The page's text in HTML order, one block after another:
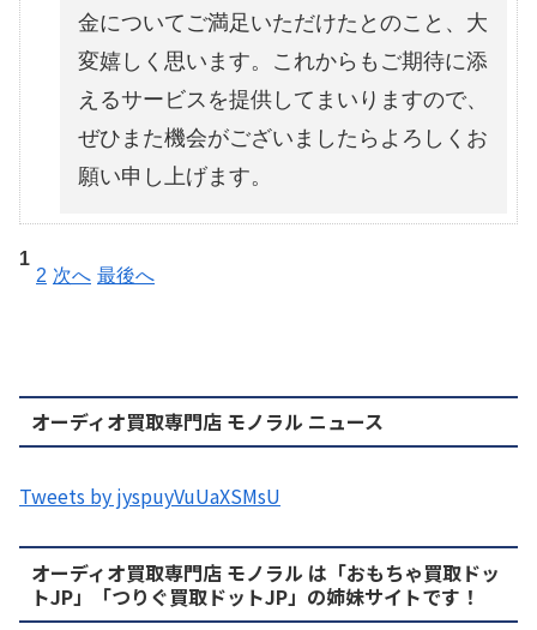
金についてご満足いただけたとのこと、大
変嬉しく思います。これからもご期待に添
えるサービスを提供してまいりますので、
ぜひまた機会がございましたらよろしくお
願い申し上げます。
1
2 次へ 最後へ
オーディオ買取専門店 モノラル ニュース
Tweets by jyspuyVuUaXSMsU
オーディオ買取専門店 モノラル は「おもちゃ買取ドッ
トJP」「つりぐ買取ドットJP」の姉妹サイトです！